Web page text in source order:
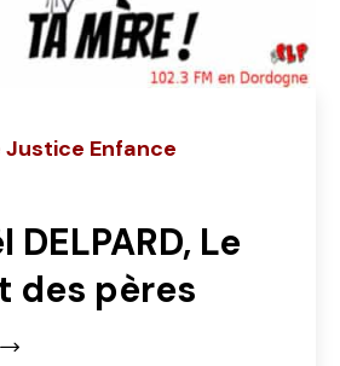
Justice Enfance
DELPARD, Le
des pères